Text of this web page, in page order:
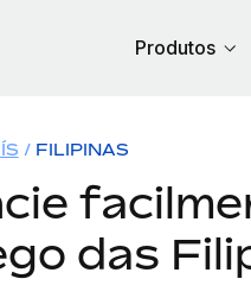
Produtos
FILIPINAS
das